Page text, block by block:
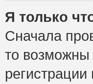
Я только
Сначала
то возможны